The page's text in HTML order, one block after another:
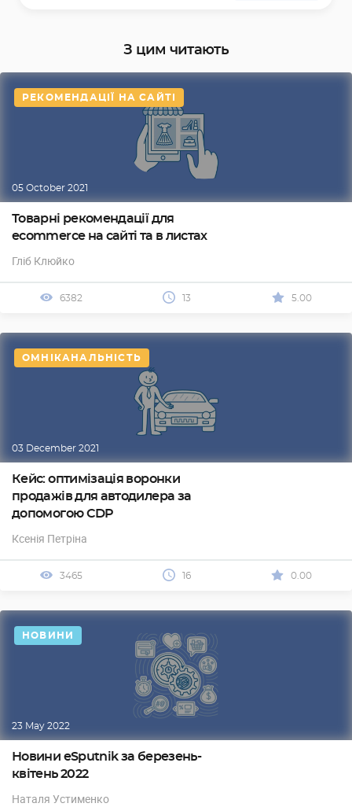
З цим читають
РЕКОМЕНДАЦІЇ НА САЙТІ
05 October 2021
Товарні рекомендації для
ecommerce на сайті та в листах
Гліб Клюйко
6382 13 5.00
ОМНІКАНАЛЬНІСТЬ
03 December 2021
Кейс: оптимізація воронки
продажів для автодилера за
допомогою CDP
Ксенія Петріна
3465 16 0.00
НОВИНИ
23 May 2022
Новини eSputnik за березень-
квітень 2022
Наталя Устименко